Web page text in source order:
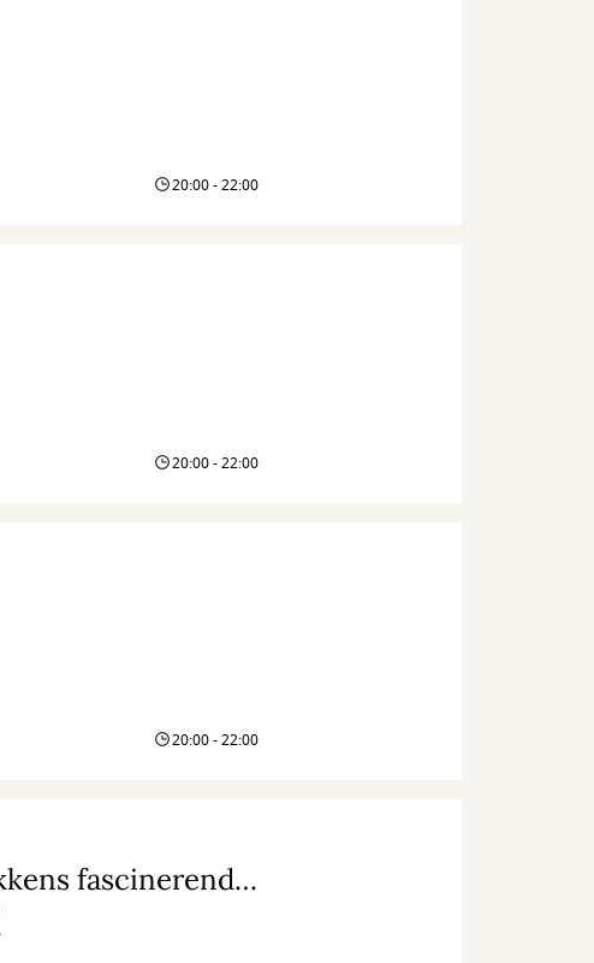
20:00 - 22:00
20:00 - 22:00
20:00 - 22:00
MusikMandag: En rejse ind i balkanmusikkens fascinerende univers